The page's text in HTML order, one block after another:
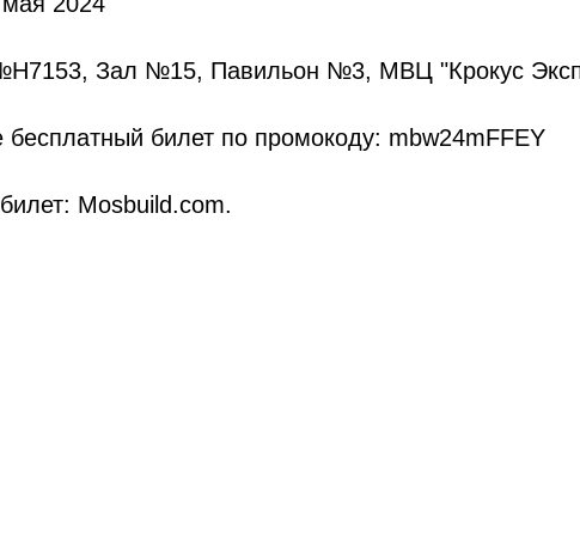
Зал №15, Павильон №3, МВЦ "Крокус
билет по промокоду:​​​​​​​ mbw24mFFEY
Mosbuild.com.